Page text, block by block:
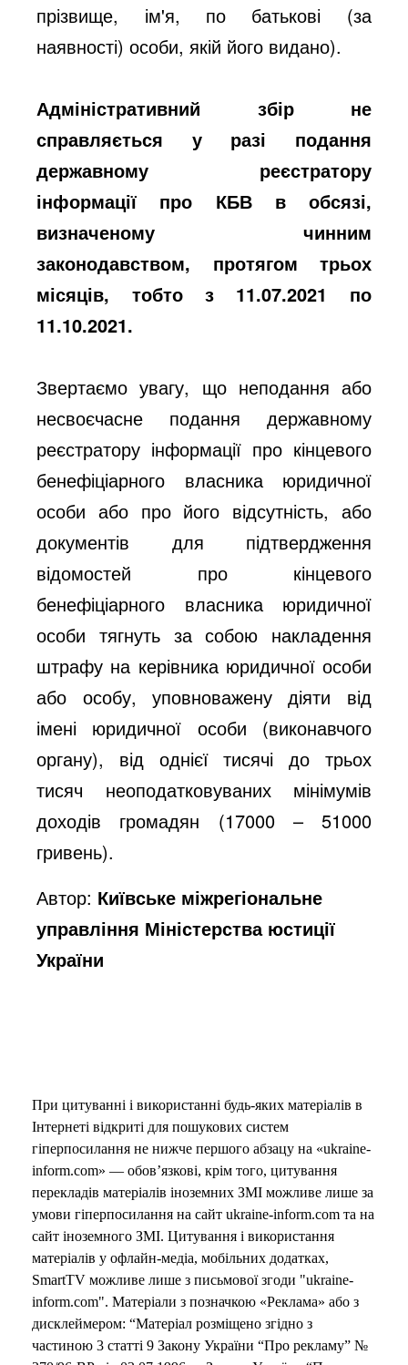
прізвище, ім'я, по батькові (за
наявності) особи, якій його видано).
Адміністративний збір не
справляється у разі подання
державному реєстратору
інформації про КБВ в обсязі,
визначеному чинним
законодавством, протягом трьох
місяців, тобто з 11.07.2021 по
11.10.2021.
Звертаємо увагу, що неподання або
несвоєчасне подання державному
реєстратору інформації про кінцевого
бенефіціарного власника юридичної
особи або про його відсутність, або
документів для підтвердження
відомостей про кінцевого
бенефіціарного власника юридичної
особи тягнуть за собою накладення
штрафу на керівника юридичної особи
або особу, уповноважену діяти від
імені юридичної особи (виконавчого
органу), від однієї тисячі до трьох
тисяч неоподатковуваних мінімумів
доходів громадян (17000 – 51000
гривень).
Автор: Київське міжрегіональне
управління Міністерства юстиції
України
При цитуванні і використанні будь-яких матеріалів в
Інтернеті відкриті для пошукових систем
гіперпосилання не нижче першого абзацу на «ukraine-
inform.com» — обов’язкові, крім того, цитування
перекладів матеріалів іноземних ЗМІ можливе лише за
умови гіперпосилання на сайт ukraine-inform.com та на
сайт іноземного ЗМІ. Цитування і використання
матеріалів у офлайн-медіа, мобільних додатках,
SmartTV можливе лише з письмової згоди "ukraine-
inform.com". Матеріали з позначкою «Реклама» або з
дисклеймером: “Матеріал розміщено згідно з
частиною 3 статті 9 Закону України “Про рекламу” №